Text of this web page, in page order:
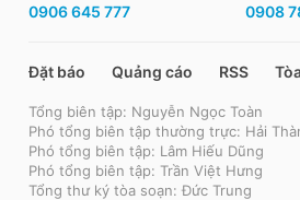
0906 645 777 0908
Đặt báo Quảng cáo RSS
Tổng biên tập: Nguyễn Ngọc Toàn
Phó tổng biên tập thường trực: Hải
Phó tổng biên tập: Lâm Hiếu Dũng
Phó tổng biên tập: Trần Việt Hưng
Tổng thư ký tòa soạn: Đức Trung